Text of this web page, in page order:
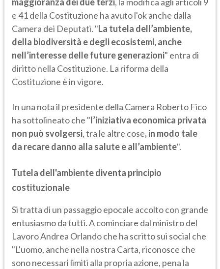
e 41 della Costituzione ha avuto l'ok anche dalla
Camera dei Deputati. "La tutela dell’ambiente,
della biodiversità e degli ecosistemi, anche
nell’interesse delle future generazioni" entra di
diritto nella Costituzione. La riforma della
Costituzione è in vigore.
In una nota il presidente della Camera Roberto Fico
ha sottolineato che "l’iniziativa economica privata
non può svolgersi, tra le altre cose, in modo tale
da recare danno alla salute e all’ambiente".
Tutela dell'ambiente diventa principio
costituzionale
Si tratta di un passaggio epocale accolto con grande
entusiasmo da tutti. A cominciare dal ministro del
Lavoro Andrea Orlando che ha scritto sui social che
"L'uomo, anche nella nostra Carta, riconosce che
sono necessari limiti alla propria azione, pena la